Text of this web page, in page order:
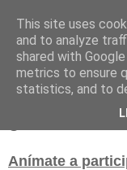
¿Hablamos
Anímate a
This site uses
and to analyze
shared with
metrics to ensure
statistics, and to